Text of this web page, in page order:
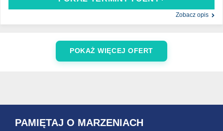
Zobacz opis
POKAŻ WIĘCEJ OFERT
PAMIĘTAJ O MARZENIACH